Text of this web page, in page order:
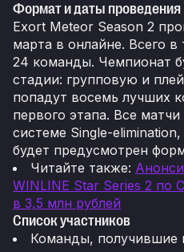
Формат и даты проведения
Exort Meteor Season 2
марта в онлайне. Всего
24 команды. Чемпионат
стадии: групповую и
попадут восемь лучших
первого этапа. Все
системе Single-
будет предусмотрен
Читайте также:
WINLINE Star Series 2 по
в 3,5 млн рублей
Список участников
Команды, получившие